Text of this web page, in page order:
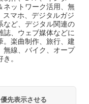
ネットワーク活用、無
スマホ、デジタルガジ
など、デジタル関連の
誌、ウェブ媒体などに
。楽曲制作、旅行、建
無線、バイク、オープ
。
先表示させる